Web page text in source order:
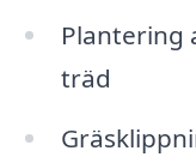
Plantering
träd